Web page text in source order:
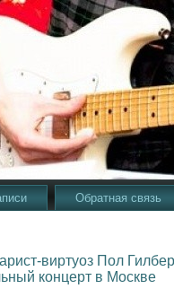
Обратная связь
виртуоз Пол
концерт в Москве